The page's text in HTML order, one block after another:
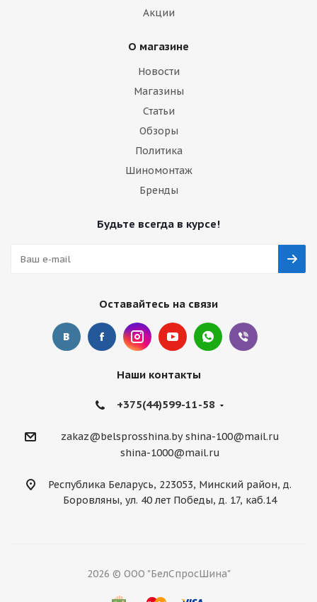
Акции
О магазине
Новости
Магазины
Статьи
Обзоры
Политика
Шиномонтаж
Бренды
Будьте всегда в курсе!
Оставайтесь на связи
Наши контакты
+375(44)599-11-58
zakaz@belsprosshina.by shina-100@mail.ru
shina-1000@mail.ru
Республика Беларусь, 223053, Минский район, д.
Боровляны, ул. 40 лет Победы, д. 17, каб.14
2026 © ООО "БелСпросШина"